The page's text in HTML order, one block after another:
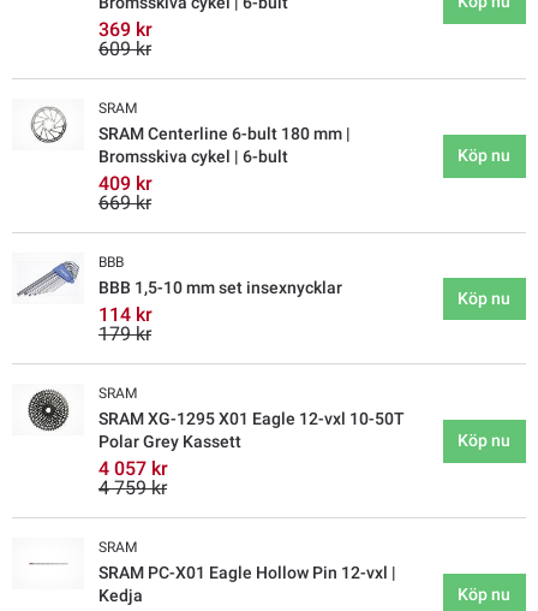
369 kr
609 kr
SRAM
SRAM Centerline 6-bult 180 mm |
Bromsskiva cykel | 6-bult
409 kr
669 kr
Köp nu
BBB
BBB 1,5-10 mm set insexnycklar
114 kr
179 kr
Köp nu
SRAM
SRAM XG-1295 X01 Eagle 12-vxl 10-50T
Polar Grey Kassett
4 057 kr
4 759 kr
Köp nu
SRAM
SRAM PC-X01 Eagle Hollow Pin 12-vxl |
Kedja
Köp nu